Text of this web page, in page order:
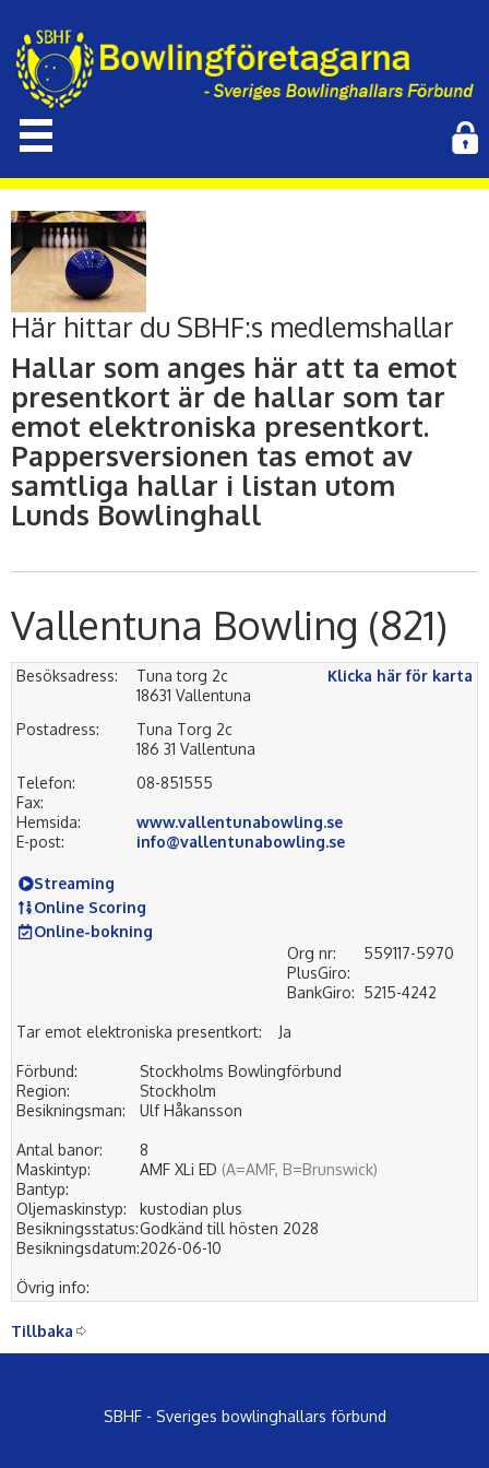
Här hittar du SBHF:s medlemshallar
Hallar som anges här att ta emot
presentkort är de hallar som tar
emot elektroniska presentkort.
Pappersversionen tas emot av
samtliga hallar i listan utom
Lunds Bowlinghall
Vallentuna Bowling (821)
Besöksadress: Tuna torg 2c
Klicka här för karta
18631 Vallentuna
Postadress:
Tuna Torg 2c
186 31 Vallentuna
Telefon:
08-851555
Fax:
Hemsida:
www.vallentunabowling.se
E-post:
info@vallentunabowling.se
Streaming
Online Scoring
Online-bokning
Org nr:
559117-5970
PlusGiro:
BankGiro: 5215-4242
Tar emot elektroniska presentkort: Ja
Förbund:
Stockholms Bowlingförbund
Region:
Stockholm
Besikningsman:
Ulf Håkansson
Antal banor:
8
Maskintyp:
AMF XLi ED (A=AMF, B=Brunswick)
Bantyp:
Oljemaskinstyp:
kustodian plus
Besikningsstatus:Godkänd till hösten 2028
Besikningsdatum:2026-06-10
Övrig info:
Tillbaka
SBHF - Sveriges bowlinghallars förbund